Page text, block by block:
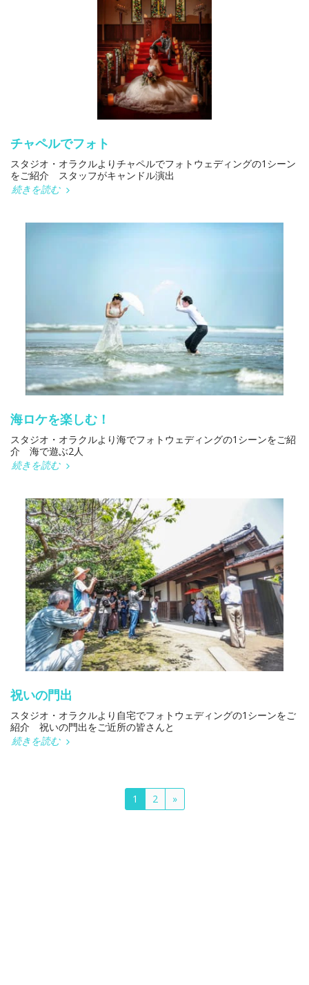
チャペルでフォト
スタジオ・オラクルよりチャペルでフォトウェディングの1シーン
をご紹介 スタッフがキャンドル演出
続きを読む
海ロケを楽しむ！
スタジオ・オラクルより海でフォトウェディングの1シーンをご紹
介 海で遊ぶ2人
続きを読む
祝いの門出
スタジオ・オラクルより自宅でフォトウェディングの1シーンをご
紹介 祝いの門出をご近所の皆さんと
続きを読む
1 2 »